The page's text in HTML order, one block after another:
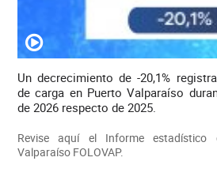
Un decrecimiento de -20,1%
de carga en Puerto Valparaíso
de 2026 respecto de 2025.
Revise aquí el Informe
Valparaíso FOLOVAP.